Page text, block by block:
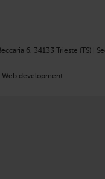
6, 34133 Trieste (TS) |
Web development